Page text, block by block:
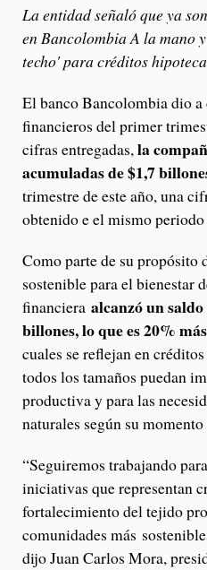
La entidad señaló que ya
en Bancolombia A la mano
techo' para créditos
El banco Bancolombia dio a
financieros del primer
cifras entregadas,la
acumuladas de $1,7
trimestre de este año, una
obtenido e el mismo
Como parte de su propósito
sostenible para el bienestar
financiera alcanzó un
billones, lo que es 20%
cuales se reflejan en
todos los tamaños puedan
productiva y para las
naturales según su
“Seguiremos trabajando
iniciativas que representan
fortalecimiento del tejido
comunidades más
dijo Juan Carlos Mora,